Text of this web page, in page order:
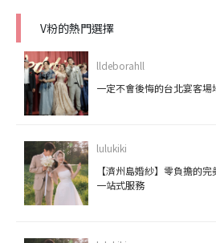
V粉的熱門選擇
lldeborahll
一定不會後悔的台北宴客
lulukiki
【濟州島婚紗】零負擔的
一站式服務